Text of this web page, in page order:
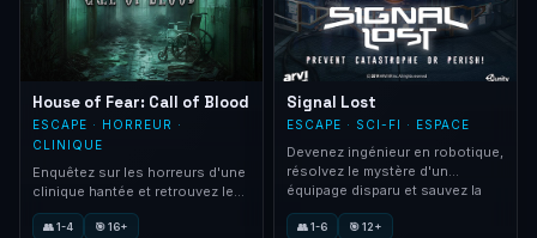
House of Fear: Call of Blood
ESCAPE · HORREUR ·
CLINIQUE
Enquêtez sur les horreurs d'une
clinique hantée et retrouvez le
corps d'Emily.
👥 1-4 🎯 16+
Signal Lost
ESCAPE · SCI-FI · ESPACE
Devenez ingénieur en robotique,
résolvez le mystère d'un
équipage disparu et sauvez la
Terre !
👥 1-6 🎯 12+